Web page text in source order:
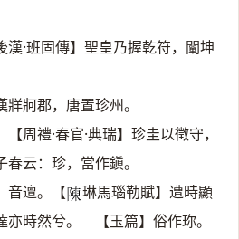
·班固傳】聖皇乃握乾符，闡坤
牁郡，唐置珍州。
周禮·春官·典瑞】珍圭以徵守，
云：珍，當作鎭。
音邅。【𨻰 琳馬瑙勒賦】遭時顯
亦時然兮。 【玉篇】俗作珎。